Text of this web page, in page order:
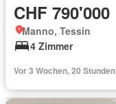
CHF 790'000
Manno, Tessin
4 Zimmer
Vor 3 Wochen, 20 Stunden